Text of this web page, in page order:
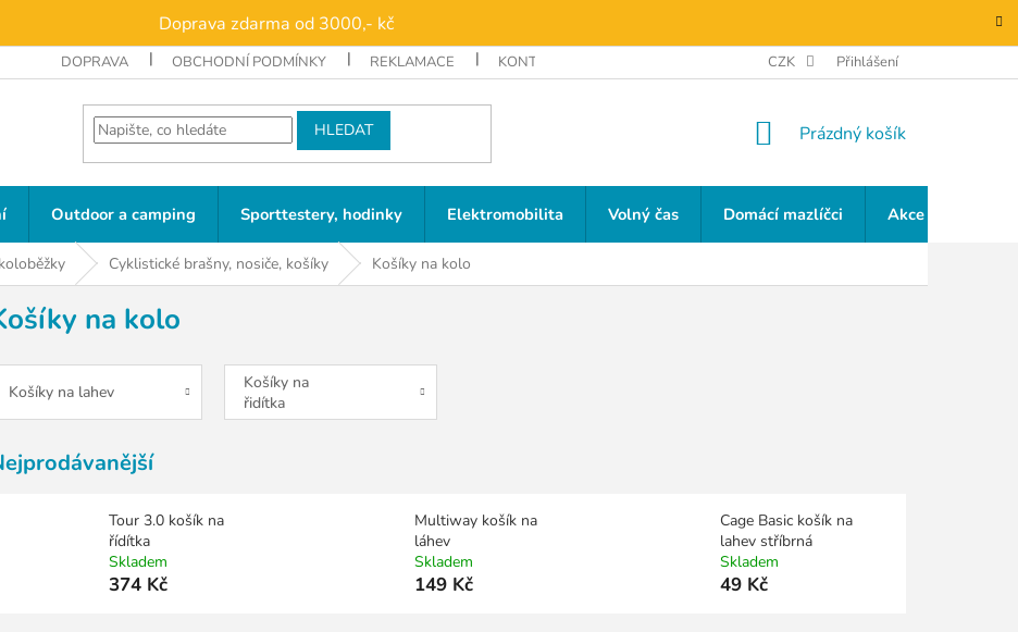
Doprava zdarma od 3000,- kč
DOPRAVA OBCHODNÍ PODMÍNKY REKLAMACE KONTAKTY CZK Přihlášení
HLEDAT
NÁKUPNÍ
Prázdný košík
Outdoor a camping Sporttestery, hodinky Elektromobilita Volný čas Domácí mazlíčci Akce a slevy
Cyklistické brašny, nosiče, košíky Košíky na kolo
na kolo
Košíky na lahev
Košíky na
řidítka
Tour 3.0 košík na
řídítka
Skladem
374 Kč
Multiway košík na
láhev
Skladem
149 Kč
Cage Basic košík na
lahev stříbrná
Skladem
49 Kč